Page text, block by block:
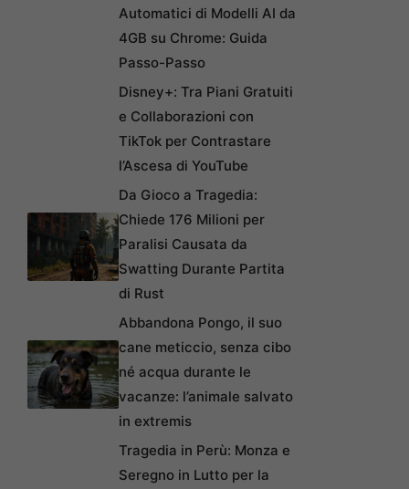
Automatici di Modelli AI da
4GB su Chrome: Guida
Passo-Passo
Disney+: Tra Piani Gratuiti
e Collaborazioni con
TikTok per Contrastare
l’Ascesa di YouTube
Da Gioco a Tragedia:
Chiede 176 Milioni per
Paralisi Causata da
Swatting Durante Partita
di Rust
Abbandona Pongo, il suo
cane meticcio, senza cibo
né acqua durante le
vacanze: l’animale salvato
in extremis
Tragedia in Perù: Monza e
Seregno in Lutto per la